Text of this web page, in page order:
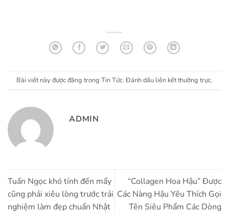
Bài viết này được đăng trong Tin Tức. Đánh dấu liên kết thường trực.
ADMIN
Tuấn Ngọc khó tính đến mấy
cũng phải xiêu lòng trước trải
nghiệm làm đẹp chuẩn Nhật
“Collagen Hoa Hậu” Được
Các Nàng Hậu Yêu Thích Gọi
Tên Siêu Phẩm Các Dòng